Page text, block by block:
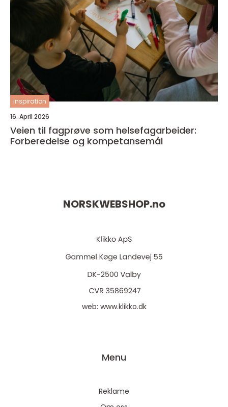
inspiration
16. April 2026
Veien til fagprøve som helsefagarbeider:
Forberedelse og kompetansemål
NORSKWEBSHOP.no
web: www.klikko.dk
Menu
Reklame